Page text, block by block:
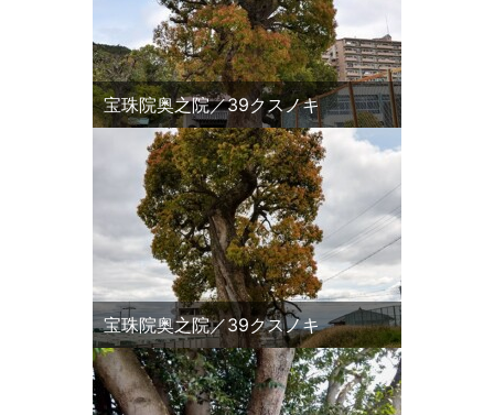
宝珠院奥之院／39クスノキ
宝珠院奥之院／39クスノキ